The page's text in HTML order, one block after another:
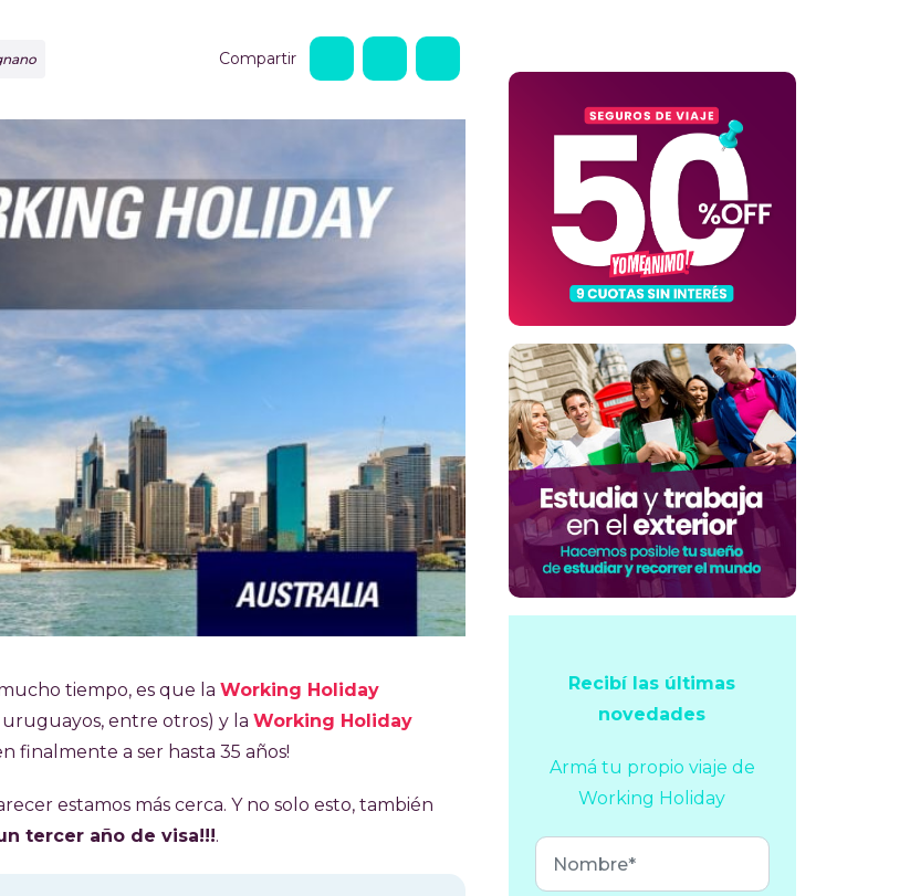
Compartir
tiempo, es que la Working Holiday
entre otros) y la Working Holiday
finalmente a ser hasta 35 años!
estamos más cerca. Y no solo esto, también
tercer año de visa!!!.
Recibí las últimas
novedades
Armá tu propio viaje de
Working Holiday